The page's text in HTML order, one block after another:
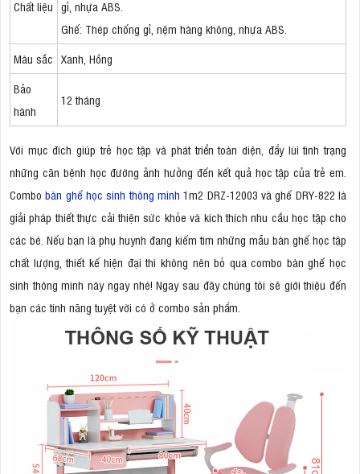
Chất liệu gỉ, nhựa ABS.
Ghế: Thép chống gỉ, nệm hàng không, nhựa ABS.
Màu sắc Xanh, Hồng
Bảo
hành
12 tháng
Với mục đích giúp trẻ học tập và phát triển toàn diện, đẩy lùi tình trạng
những căn bệnh học đường ảnh hưởng đến kết quả học tập của trẻ em.
Combobàn ghế học sinh thông minh 1m2 DRZ-12003 và ghế DRY-822 là
giải pháp thiết thực cải thiện sức khỏe và kích thích nhu cầu học tập cho
các bé. Nếu bạn là phụ huynh đang kiếm tìm những mẫu bàn ghế học tập
chất lượng, thiết kế hiện đại thì không nên bỏ qua combo bàn ghế học
sinh thông minh này ngay nhé! Ngay sau đây chúng tôi sẽ giới thiệu đến
bạn các tính năng tuyệt vời có ở combo sản phẩm.